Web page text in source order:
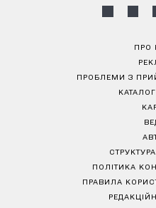
ПРО
ПРОБЛЕМИ З
ПОЛІТИКА
ПРАВИЛА